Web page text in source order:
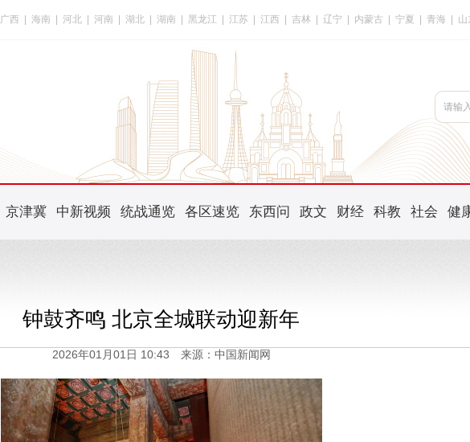
广西 海南 河北 河南 湖北 湖南 黑龙江 江苏 江西 吉林 辽宁 内蒙古 宁夏 青海 山
京津冀 中新视频 统战通览 各区速览 东西问 政文 财经 科教 社会 健
钟鼓齐鸣 北京全城联动迎新年
2026年01月01日 10:43 来源：中国新闻网